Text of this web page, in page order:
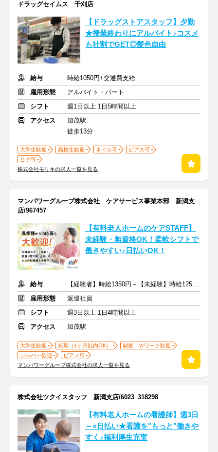
ドラッグセイムス 千刈店
【ドラッグストアスタッフ】夕勤
★授業終わりにアルバイト♪コスメ
も社割でGET◎髪色自由
給与
時給1050円+交通費支給
雇用形態
アルバイト・パート
シフト
週1日以上 1日5時間以上
アクセス
加茂駅
徒歩13分
大学生歓迎 高校生歓迎 ネイル可
ピアス可
ヒゲ可
株式会社モリキの求人一覧を見る
マンパワーグループ株式会社 ケアサービス事業本部 新潟支
店/967457
【有料老人ホームのケアSTAFF】
未経験・無資格OK！柔軟シフトで
働きやすい♪日払いOK！
給与
【経験者】時給1350円～【未経験】時給1250円～ ※交通費全額
雇用形態
派遣社員
シフト
週3日以上 1日4時間以上
アクセス
加茂駅
大学生歓迎 短期（1ヶ月以内OK）
副業・Ｗワーク歓迎
シルバー歓迎
ピアス可
マンパワーグループ株式会社の求人一覧を見る
株式会社ツクイスタッフ 新潟支店/6023_318298
【有料老人ホームの看護師】週3日
～×日払い★看護を"もっと"働きや
すく♪福利厚生充実